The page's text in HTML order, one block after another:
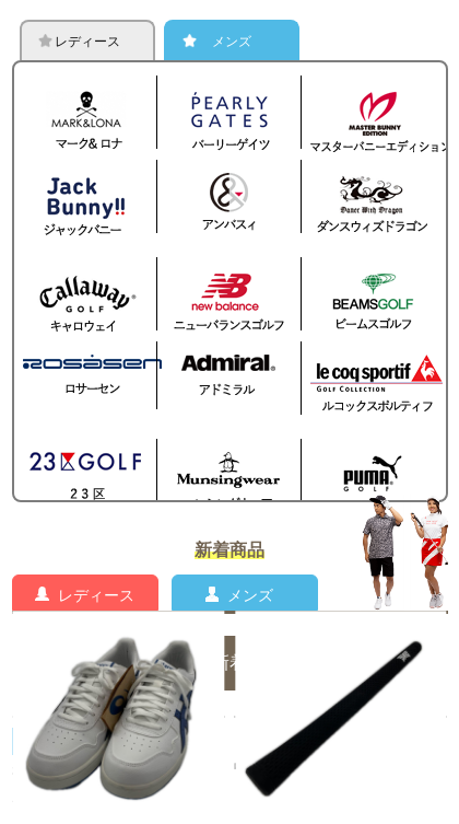
レディース メンズ
新着商品
レディース メンズ
メンズの新着商品一覧
asics/アシックス
未使用品 アシックス asics ゴ
ルフシューズ 25.5 ホワイト×
中古 グリップ ブラック PXG
トゥルーテンパー アイコン ミ